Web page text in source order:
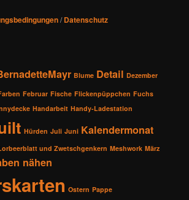
/Datenschutz
Blume Detail Dezember
Februar Fische Flickenpüppchen Fuchs
Handarbeit Handy-Ladestation
Hürden Juli Juni Kalendermonat
und Zwetschgenkern Meshwork März
nähen
Ostern Pappe